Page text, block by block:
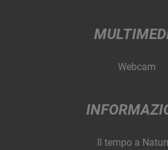
Webcam
Il tempo a